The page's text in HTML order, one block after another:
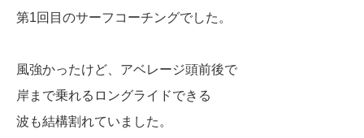
第1回目のサーフコーチングでした。
風強かったけど、アベレージ頭前後で
岸まで乗れるロングライドできる
波も結構割れていました。